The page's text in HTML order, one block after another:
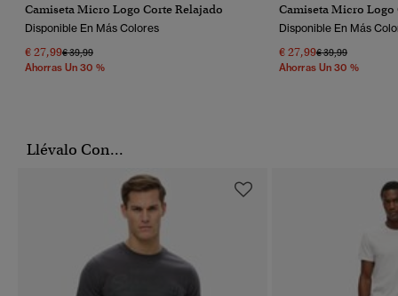
Camiseta Micro Logo Corte Relajado
Disponible En Más Colores
€ 27,99Precio Rebajado De
€ 39,99A
Ahorras Un 30 %
Camiseta Micro Logo
Disponible En Más
€ 27,99Precio Rebajado
€ 39,99A
Ahorras Un 30 %
Llévalo Con...